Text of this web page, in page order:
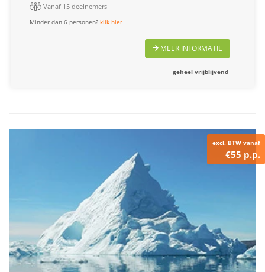
Vanaf 15 deelnemers
Minder dan 6 personen?klik hier
MEER INFORMATIE
geheel vrijblijvend
excl. BTW vanaf
€55 p.p.